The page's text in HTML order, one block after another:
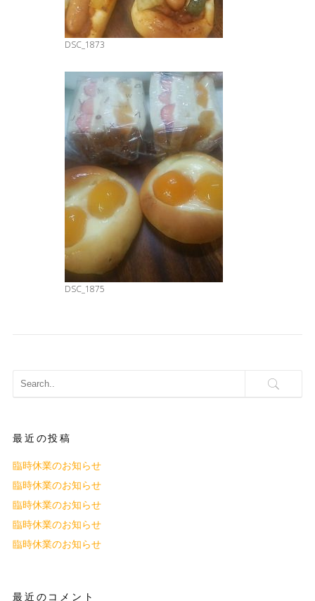
DSC_1873
DSC_1875
最近の投稿
臨時休業のお知らせ
臨時休業のお知らせ
臨時休業のお知らせ
臨時休業のお知らせ
臨時休業のお知らせ
最近のコメント